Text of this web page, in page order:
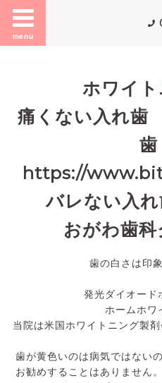
menu
ホワイ
痛くない入れ
https://
バレない
おがわ歯
歯の白さは印
発光ダイオード
ホームホワ
当院は米国ホワイトニング製
歯が黄色いのは病気ではない
お勧めすることはありません